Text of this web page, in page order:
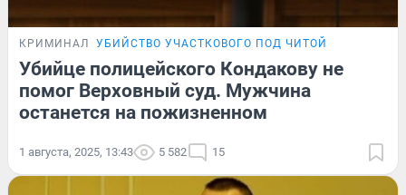
КРИМИНАЛ УБИЙСТВО УЧАСТКОВОГО ПОД ЧИТОЙ
Убийце полицейского Кондакову не
помог Верховный суд. Мужчина
останется на пожизненном
1 августа, 2025, 13:43 5 582 15